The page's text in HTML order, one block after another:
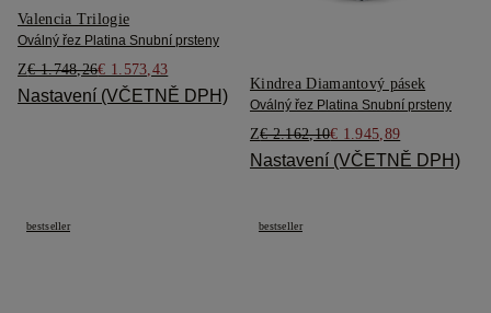
Valencia Trilogie
Oválný řez Platina Snubní prsteny
Z€ 1.748,26€ 1.573,43
Nastavení (VČETNĚ DPH)
Kindrea Diamantový pásek
Oválný řez Platina Snubní prsteny
Z€ 2.162,10€ 1.945,89
Nastavení (VČETNĚ DPH)
bestseller bestseller